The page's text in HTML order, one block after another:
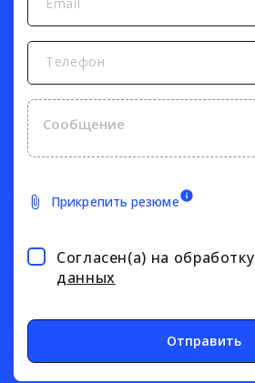
Телефон
Прикрепить резюме
Согласен(а) на обработку
данных
Отправить